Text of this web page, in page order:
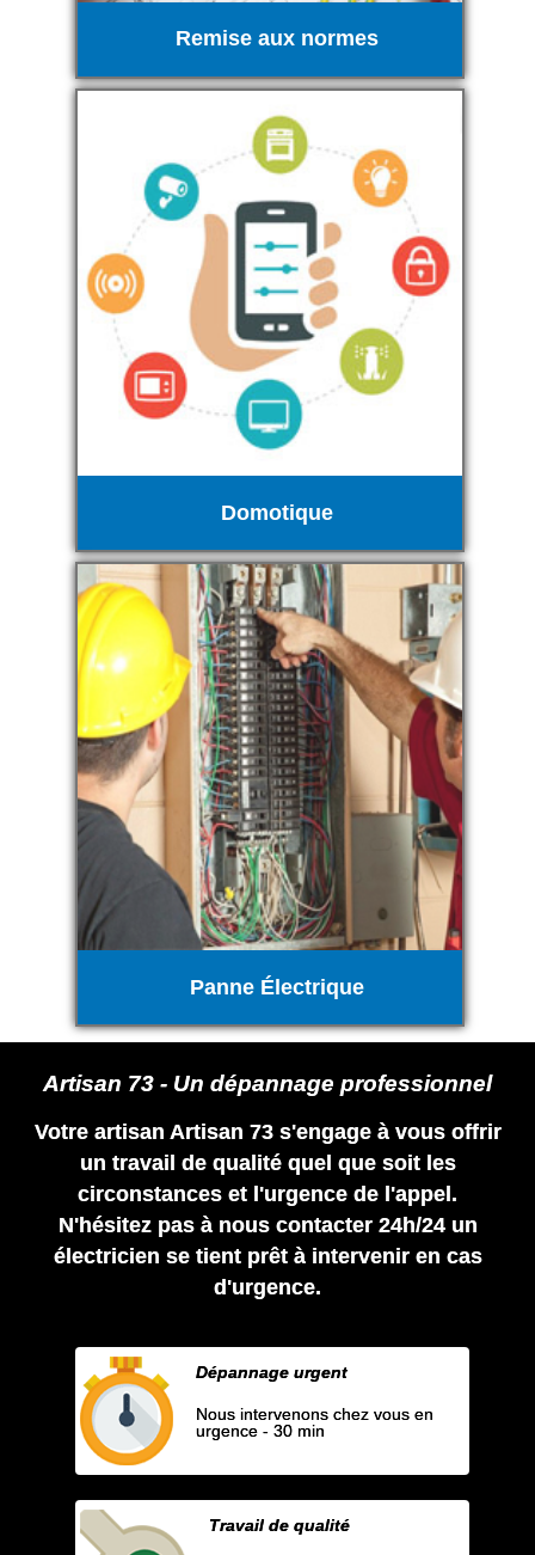
Remise aux normes
Domotique
Panne Électrique
Artisan 73 - Un dépannage professionnel
Votre artisan Artisan 73 s'engage à vous offrir
un travail de qualité quel que soit les
circonstances et l'urgence de l'appel.
N'hésitez pas à nous contacter 24h/24 un
électricien se tient prêt à intervenir en cas
d'urgence.
Dépannage urgent
Nous intervenons chez vous en
urgence - 30 min
Travail de qualité